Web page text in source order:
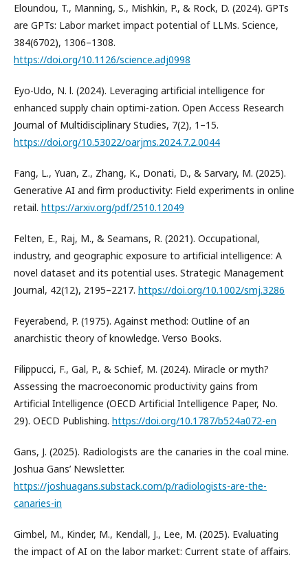
Eloundou, T., Manning, S., Mishkin, P., & Rock, D. (2024). GPTs
are GPTs: Labor market impact potential of LLMs. Science,
384(6702), 1306–1308.
https://doi.org/10.1126/science.adj0998
Eyo-Udo, N. l. (2024). Leveraging artificial intelligence for
enhanced supply chain optimi-zation. Open Access Research
Journal of Multidisciplinary Studies, 7(2), 1–15.
https://doi.org/10.53022/oarjms.2024.7.2.0044
Fang, L., Yuan, Z., Zhang, K., Donati, D., & Sarvary, M. (2025).
Generative AI and firm productivity: Field experiments in online
retail. https://arxiv.org/pdf/2510.12049
Felten, E., Raj, M., & Seamans, R. (2021). Occupational,
industry, and geographic exposure to artificial intelligence: A
novel dataset and its potential uses. Strategic Management
Journal, 42(12), 2195–2217. https://doi.org/10.1002/smj.3286
Feyerabend, P. (1975). Against method: Outline of an
anarchistic theory of knowledge. Verso Books.
Filippucci, F., Gal, P., & Schief, M. (2024). Miracle or myth?
Assessing the macroeconomic productivity gains from
Artificial Intelligence (OECD Artificial Intelligence Paper, No.
29). OECD Publishing. https://doi.org/10.1787/b524a072-en
Gans, J. (2025). Radiologists are the canaries in the coal mine.
Joshua Gans’ Newsletter.
https://joshuagans.substack.com/p/radiologists-are-the-
canaries-in
Gimbel, M., Kinder, M., Kendall, J., Lee, M. (2025). Evaluating
the impact of AI on the labor market: Current state of affairs.